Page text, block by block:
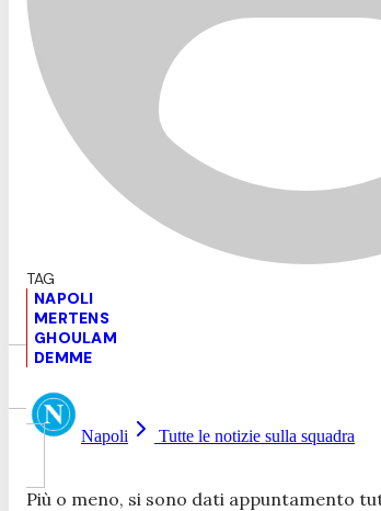
NAPOLI
MERTENS
GHOULAM
DEMME
Napoli Tutte le notizie sulla squadra
Più o meno, si sono dati appuntamento